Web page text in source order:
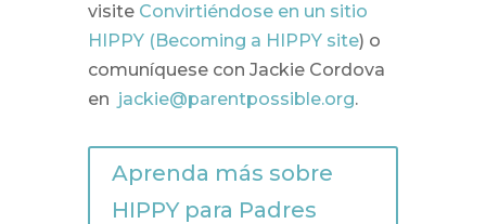
visite Convirtiéndose en un sitio
HIPPY (Becoming a HIPPY site) o
comuníquese con Jackie Cordova
en jackie@parentpossible.org.
Aprenda más sobre
HIPPY para Padres